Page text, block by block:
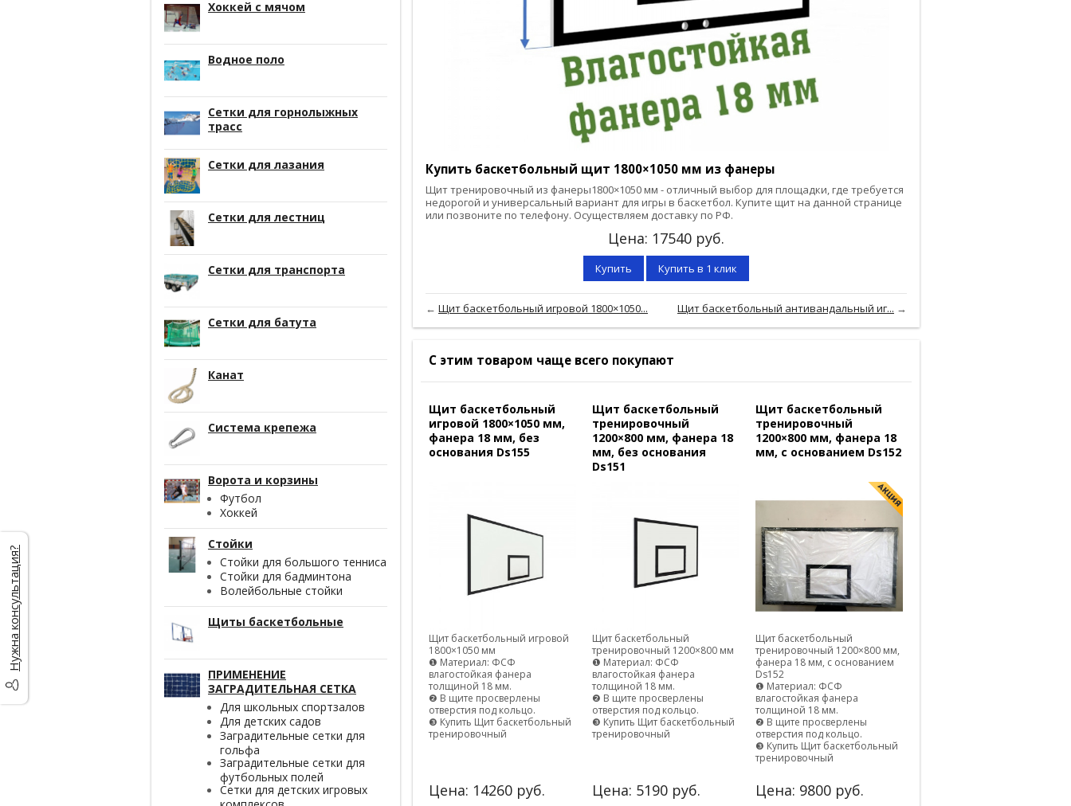
Хоккей с мячом
Водное поло
Сетки для горнолыжных
трасс
Сетки для лазания
Сетки для лестниц
Сетки для транспорта
Сетки для батута
Канат
Система крепежа
Ворота и корзины
Футбол
Хоккей
Стойки
Стойки для большого тенниса
Стойки для бадминтона
Волейбольные стойки
Щиты баскетбольные
ПРИМЕНЕНИЕ
ЗАГРАДИТЕЛЬНАЯ СЕТКА
Для школьных спортзалов
Для детских садов
Заградительные сетки для
гольфа
Заградительные сетки для
футбольных полей
Сетки для детских игровых
Купить баскетбольный щит 1800×1050 мм из фанеры
Щит тренировочный из фанеры1800×1050 мм - отличный выбор для площадки, где требуется
недорогой и универсальный вариант для игры в баскетбол. Купите щит на данной странице
или позвоните по телефону. Осуществляем доставку по РФ.
Цена: 17540 руб.
Купить Купить в 1 клик
← Щит баскетбольный игровой 1800×1050... Щит баскетбольный антивандальный иг... →
С этим товаром чаще всего покупают
Щит баскетбольный
игровой 1800×1050 мм,
фанера 18 мм, без
основания Ds155
Щит баскетбольный игровой
1800×1050 мм
❶ Материал: ФСФ
влагостойкая фанера
толщиной 18 мм.
❷ В щите просверлены
отверстия под кольцо.
❸ Купить Щит баскетбольный
тренировочный
Цена: 14260 руб.
Щит баскетбольный
тренировочный
1200×800 мм, фанера 18
мм, без основания
Ds151
Щит баскетбольный
тренировочный 1200×800 мм
❶ Материал: ФСФ
влагостойкая фанера
толщиной 18 мм.
❷ В щите просверлены
отверстия под кольцо.
❸ Купить Щит баскетбольный
тренировочный
Цена: 5190 руб.
Щит баскетбольный
тренировочный
1200×800 мм, фанера 18
мм, с основанием Ds152
Щит баскетбольный
тренировочный 1200×800 мм,
фанера 18 мм, с основанием
Ds152
❶ Материал: ФСФ
влагостойкая фанера
толщиной 18 мм.
❷ В щите просверлены
отверстия под кольцо.
❸ Купить Щит баскетбольный
тренировочный
Цена: 9800 руб.
Нужна консультация?